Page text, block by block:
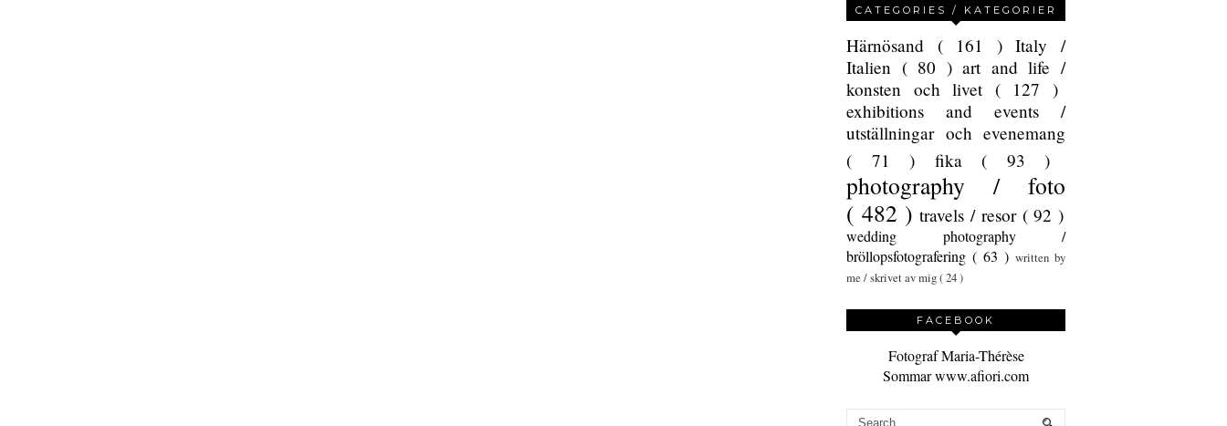
CATEGORIES / KATEGORIER
Härnösand ( 161 )Italy /
Italien ( 80 )art and life /
konsten och livet ( 127 )
exhibitions and events /
utställningar och evenemang
( 71 ) fika ( 93 )
photography / foto
( 482 )travels / resor ( 92 )
wedding photography /
bröllopsfotografering ( 63 ) written by
me / skrivet av mig( 24 )
FACEBOOK
Fotograf Maria-Thérèse
Sommar www.afiori.com